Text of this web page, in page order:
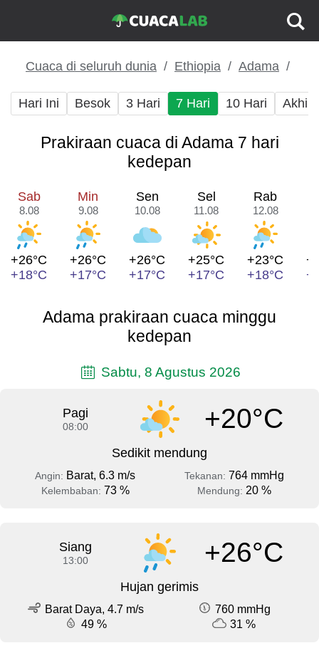
Cuaca di seluruh dunia Ethiopia Adama
Hari Ini Besok 3 Hari 7 Hari 10 Hari Akhir
Prakiraan cuaca di Adama 7 hari
kedepan
Sab
8.08
+26°C
+18°C
Min
9.08
+26°C
+17°C
Sen
10.08
+26°C
+17°C
Sel
11.08
+25°C
+17°C
Rab
12.08
+23°C
+18°C
Adama prakiraan cuaca minggu
kedepan
Sabtu, 8 Agustus 2026
Pagi
08:00 +20°C
Sedikit mendung
Angin: Barat, 6.3 m/s Tekanan: 764 mmHg
Kelembaban: 73 % Mendung: 20 %
Siang
13:00 +26°C
Hujan gerimis
Barat Daya, 4.7 m/s
760 mmHg
49 %
31 %